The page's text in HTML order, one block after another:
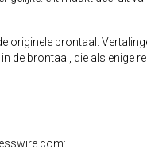
originele brontaal.
de brontaal, die als enige